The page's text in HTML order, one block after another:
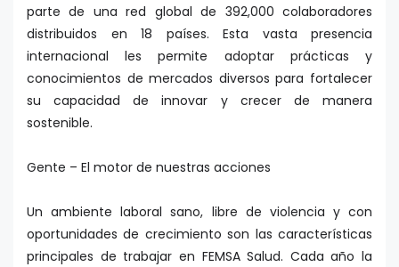
parte de una red global de 392,000 colaboradores
distribuidos en 18 países. Esta vasta presencia
internacional les permite adoptar prácticas y
conocimientos de mercados diversos para fortalecer
su capacidad de innovar y crecer de manera
sostenible.
Gente – El motor de nuestras acciones
Un ambiente laboral sano, libre de violencia y con
oportunidades de crecimiento son las características
principales de trabajar en FEMSA Salud. Cada año la